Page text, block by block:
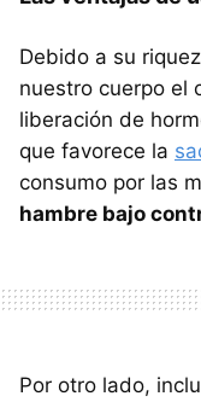
Debido a su
nuestro cuerpo el
liberación de
que favorece la
consumo por las
hambre bajo
Por otro lado,